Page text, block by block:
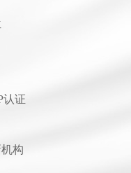
认证
构